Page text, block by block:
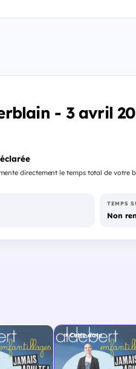
- 3 avril
directement le temps total de votre
TEMPS
Non
Cette date